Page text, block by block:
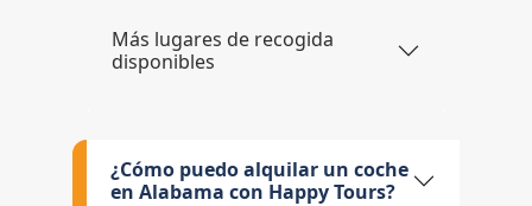
Más lugares de recogida
disponibles
¿Cómo puedo alquilar un coche
en Alabama con Happy Tours?